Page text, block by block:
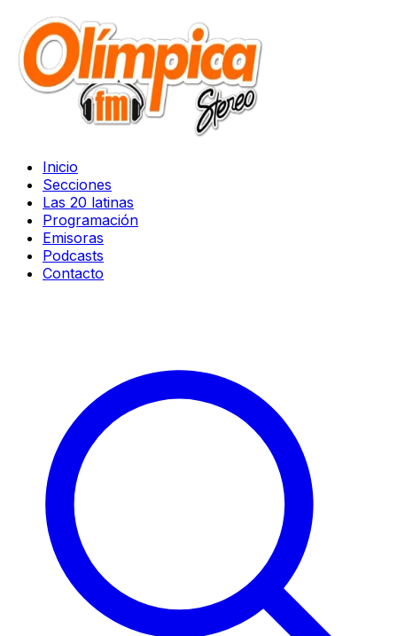
Inicio
Secciones
Las 20 latinas
Programación
Emisoras
Podcasts
Contacto